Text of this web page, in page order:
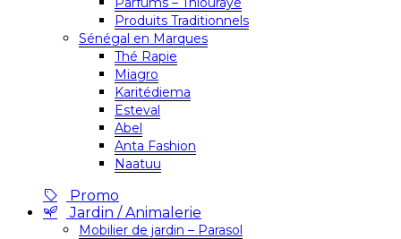
Produits Traditionnels
Sénégal en Marques
Thé Rapie
Miagro
Karitédiema
Esteval
Abel
Anta Fashion
Naatuu
Promo
Jardin / Animalerie
Mobilier de jardin – Parasol